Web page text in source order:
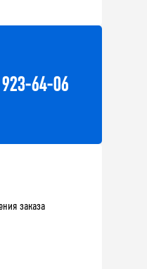
64-06
заказа